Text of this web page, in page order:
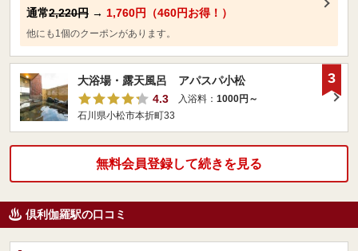
通常2,220円 → 1,760円（460円お得！）
他にも1個のクーポンがあります。
大浴場・露天風呂 アパスパ小松
4.3
入浴料： 1000円～
石川県小松市本折町33
3
無料会員登録して続きを見る
倶利伽羅駅の口コミ